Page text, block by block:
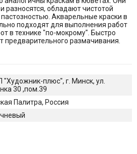
разносятся, обладают чистотой
Акварельные краски в
подходят для выполнения работ
в технике "по-мокрому". Быстро
предварительного размачивания.
"Художник-плюс", г. Минск, ул.
30 ,пом.39
Палитра, Россия